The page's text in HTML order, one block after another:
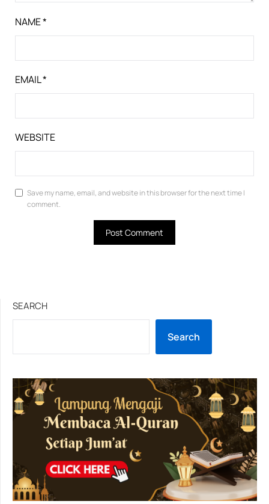
NAME*
EMAIL*
WEBSITE
Save my name, email, and website in this browser for the next time I
comment.
SEARCH
Search